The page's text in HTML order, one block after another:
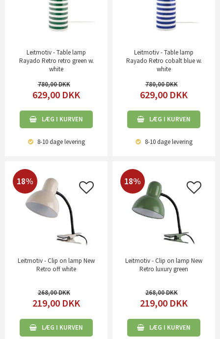
Leitmotiv - Table lamp
Rayado Retro retro green w.
white
780,00
629,00 DKK
LÆG I KURVEN
8-10 dagelevering
Leitmotiv - Table lamp
Rayado Retro cobalt blue w.
white
780,00
629,00 DKK
LÆG I KURVEN
8-10 dagelevering
18%
Leitmotiv - Clip on lamp New
Retro off white
268,00
219,00 DKK
LÆG I KURVEN
18%
Leitmotiv - Clip on lamp New
Retro luxury green
268,00
219,00 DKK
LÆG I KURVEN